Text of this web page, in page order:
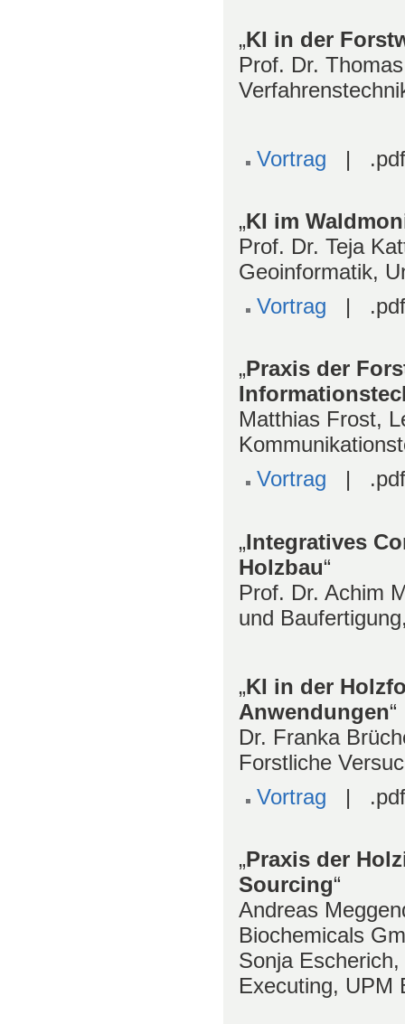
„KI in der
Prof. Dr.
Vortrag | .pdf
„KI im
Prof. Dr. Teja
Geoinformatik,
Vortrag |
„Praxis der
Matthias Frost,
Vortrag |
„Integratives
Holzbau“
Prof. Dr. Achim
und
„KI in der
Anwendungen“
Dr. Franka
Forstliche
Vortrag |
„Praxis der
Sourcing“
Andreas
Biochemicals
Sonja
Executing, UPM